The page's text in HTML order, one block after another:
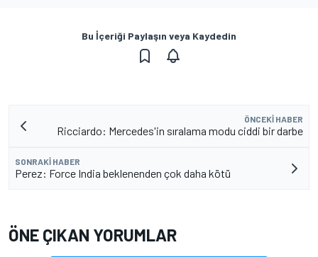
Bu İçeriği Paylaşın veya Kaydedin
ÖNCEKI HABER
Ricciardo: Mercedes'in sıralama modu ciddi bir darbe
SONRAKI HABER
Perez: Force India beklenenden çok daha kötü
ÖNE ÇIKAN YORUMLAR